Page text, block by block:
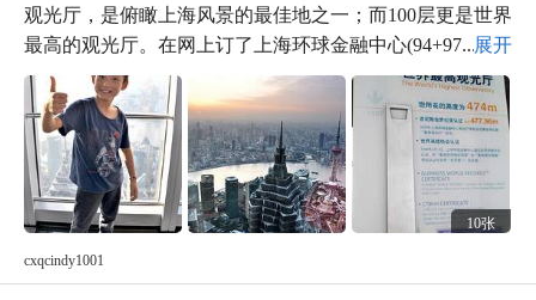
观光厅，是俯瞰上海风景的最佳地之一；而100层更是世界
最高的观光厅。在网上订了上海环球金融中心(94+97... 展开
10张
cxqcindy1001